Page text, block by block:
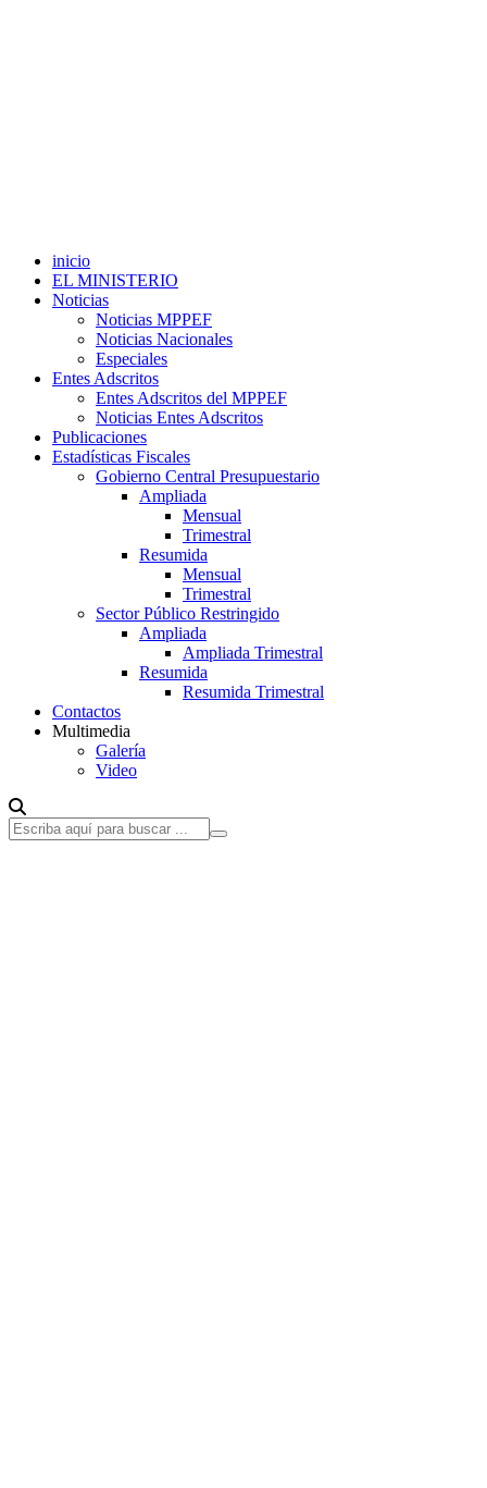
inicio
EL MINISTERIO
Noticias
Noticias MPPEF
Noticias Nacionales
Especiales
Entes Adscritos
Entes Adscritos del MPPEF
Noticias Entes Adscritos
Publicaciones
Estadísticas Fiscales
Gobierno Central Presupuestario
Ampliada
Mensual
Trimestral
Resumida
Mensual
Trimestral
Sector Público Restringido
Ampliada
Ampliada Trimestral
Resumida
Resumida Trimestral
Contactos
Multimedia
Galería
Video